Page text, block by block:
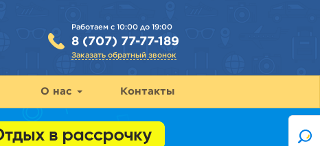
Работаем с 10:00 до 19:00
8 (707) 77-77-189
Заказать обратный звонок
О нас Контакты